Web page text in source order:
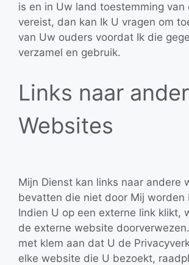
is en in Uw land toestemming van
vereist, dan kan Ik U vragen om
van Uw ouders voordat Ik die
verzamel en gebruik.
Links naar
Websites
Mijn Dienst kan links naar andere
bevatten die niet door Mij worden
Indien U op een externe link klikt,
de externe website
met klem aan dat U de
elke website die U bezoekt,